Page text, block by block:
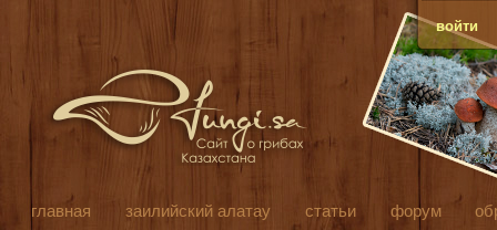
войти
главная заилийский алатау статьи форум